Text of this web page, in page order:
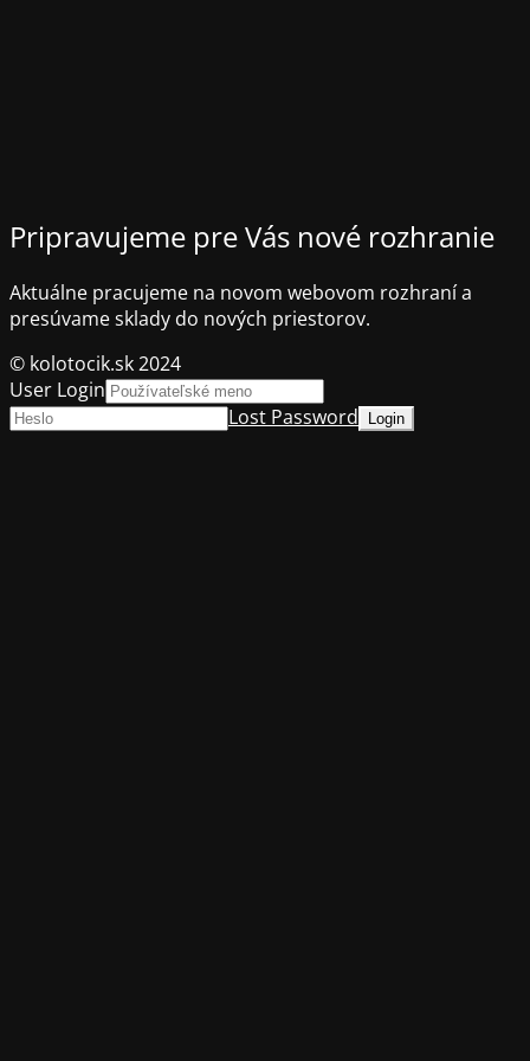
Pripravujeme pre Vás nové rozhranie
Aktuálne pracujeme na novom webovom rozhraní a
presúvame sklady do nových priestorov.
© kolotocik.sk 2024
User Login
Lost Password